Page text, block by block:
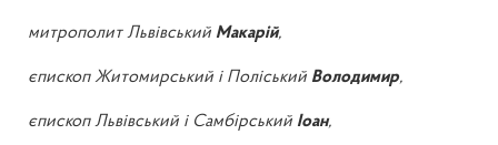
митрополит Львівський Макарій,
єпископ Житомирський і Поліський Володимир,
єпископ Львівський і Самбірський Іоан,